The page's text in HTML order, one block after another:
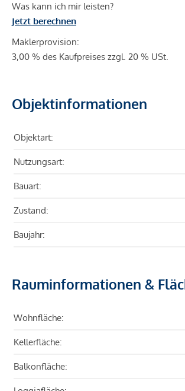
Was kann ich mir leisten?
Jetzt berechnen
Maklerprovision:
3,00 % des Kaufpreises zzgl. 20 % USt.
Objektinformationen
Objektart:
Nutzungsart:
Bauart:
Zustand:
Baujahr:
Rauminformationen &
Wohnfläche:
Kellerfläche:
Balkonfläche: